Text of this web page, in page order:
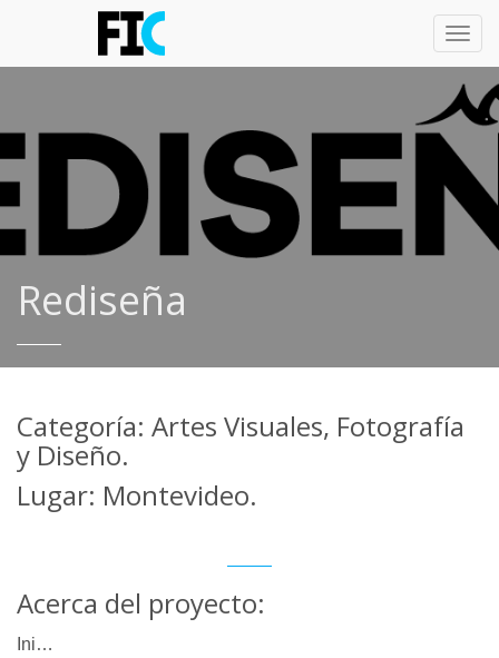
Rediseña
Categoría: Artes Visuales, Fotografía
y Diseño.
Lugar: Montevideo.
Acerca del proyecto:
Iniciativa